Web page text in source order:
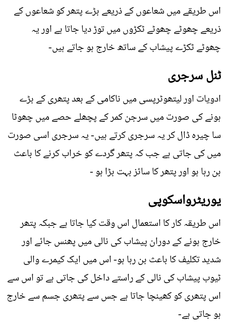
اس طریقے میں شعاعوں کے ذریعے بڑے پتھر کو شعاعوں کے
ذریعے چھوٹے چھوٹے ٹکڑوں میں توڑ دیا جاتا ہے اور یہ
چھوٹے ٹکڑے پیشاب کے ساتھ خارج ہو جاتے ہیں-
ٹنل سرجری
ادویات اور لیتھوٹرپسی میں ناکامی کے بعد پتھری کے بڑے
ہونے کی صورت میں سرجن کمر کے پچھلے حصے میں چھوٹا
سا چیرہ ڈال کر یہ سرجری کرتے ہیں- یہ سرجری اسی صورت
میں کی جاتی ہے جب کہ پتھر گردے کو خراب کرنے کا باعث
بن رہا ہو اور پتھر کا سائز بہت بڑا ہو -
یوریٹرواسکوپی
اس طریقہ کار کا استعمال اس وقت کیا جاتا ہے جبکہ پتھر
خارج ہونے کے دوران پیشاب کی نالی میں پھنس جائے اور
شدید تکلیف کا باعث بن رہا ہو- اس میں ایک کیمرے والی
ٹیوب پیشاب کی نالی کے راستے داخل کی جاتی ہے تو اس سے
اس پتھری کو کھینچا جاتا ہے جس سے پتھری جسم سے خارج
ہو جاتی ہے-